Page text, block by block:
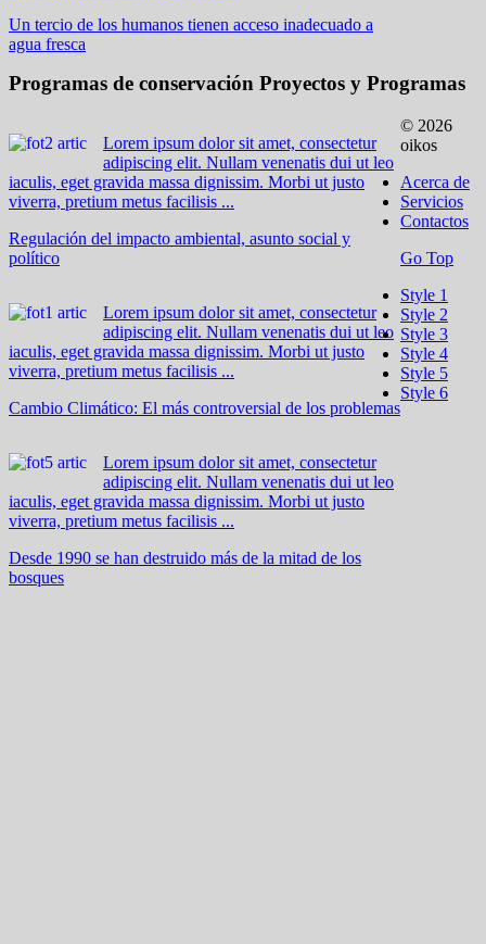
Un tercio de los humanos tienen acceso inadecuado a
agua fresca
Programas de conservación Proyectos y Programas
Lorem ipsum dolor sit amet, consectetur
adipiscing elit. Nullam venenatis dui ut leo
iaculis, eget gravida massa dignissim. Morbi ut justo
viverra, pretium metus facilisis ...
Regulación del impacto ambiental, asunto social y
político
Lorem ipsum dolor sit amet, consectetur
adipiscing elit. Nullam venenatis dui ut leo
iaculis, eget gravida massa dignissim. Morbi ut justo
viverra, pretium metus facilisis ...
Cambio Climático: El más controversial de los problemas
Lorem ipsum dolor sit amet, consectetur
adipiscing elit. Nullam venenatis dui ut leo
iaculis, eget gravida massa dignissim. Morbi ut justo
viverra, pretium metus facilisis ...
Desde 1990 se han destruido más de la mitad de los
bosques
© 2026
oikos
Acerca de
Servicios
Contactos
Go Top
Style 1
Style 2
Style 3
Style 4
Style 5
Style 6